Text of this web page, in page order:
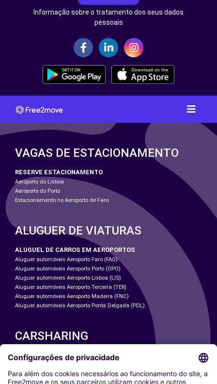
Informação sobre o tratamento dos seus dados
pessoais
VAGAS DE ESTACIONAMENTO
RESERVE ESTACIONAMENTO
Aeroporto do Lisboa
Aeroporto do Porto
Estacionamento no Aeroporto de Faro
ALUGUER DE VIATURAS
ALUGUEL DE CARROS EM AEROPORTOS
Aluguer automóveis Aeroporto Faro (FAO)
Aluguer automóveis Aeroporto Porto (OPO)
Aluguer automóveis Aeroporto Lisboa (LIS)
Aluguer automóveis Aeroporto Terceira (TER)
Aluguer automóveis Aeroporto Madeira (FNC)
Aluguer automóveis Aeroporto Ponta Delgada (PDL)
CARSHARING
NOSSAS CIDADES
Washington DC